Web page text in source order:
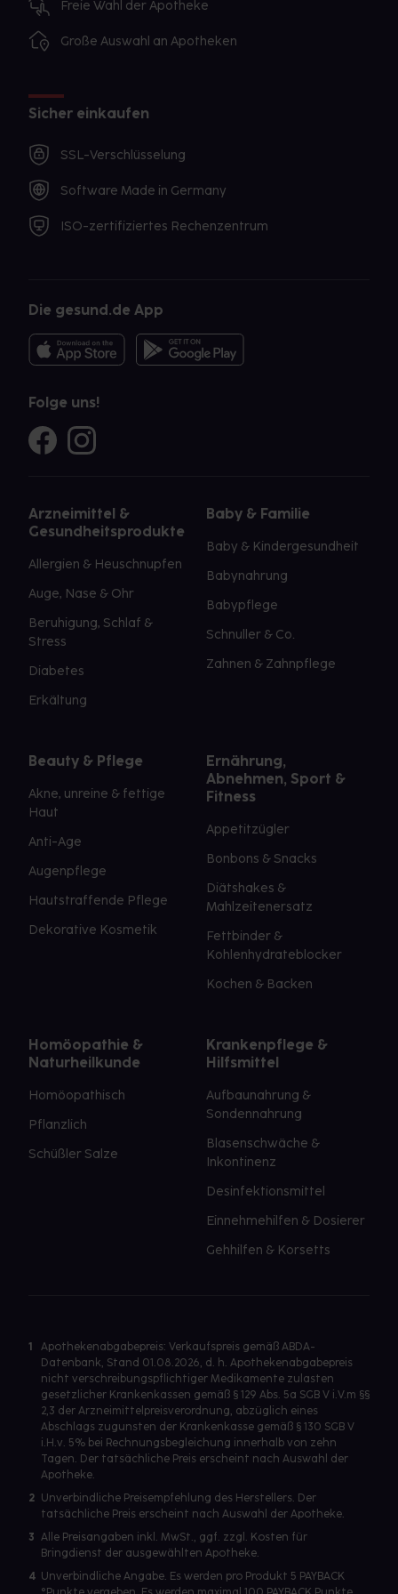
Freie Wahl der Apotheke
Große Auswahl an Apotheken
Sicher einkaufen
SSL-Verschlüsselung
Software Made in Germany
ISO-zertifiziertes Rechenzentrum
Die gesund.de App
Folge uns!
Arzneimittel &
Gesundheitsprodukte
Allergien & Heuschnupfen
Auge, Nase & Ohr
Beruhigung, Schlaf &
Stress
Diabetes
Erkältung
Baby & Familie
Baby & Kindergesundheit
Babynahrung
Babypflege
Schnuller & Co.
Zahnen & Zahnpflege
Beauty & Pflege
Akne, unreine & fettige
Haut
Anti-Age
Augenpflege
Hautstraffende Pflege
Dekorative Kosmetik
Ernährung,
Abnehmen, Sport &
Fitness
Appetitzügler
Bonbons & Snacks
Diätshakes &
Mahlzeitenersatz
Fettbinder &
Kohlenhydrateblocker
Kochen & Backen
Homöopathie &
Naturheilkunde
Homöopathisch
Pflanzlich
Schüßler Salze
Krankenpflege &
Hilfsmittel
Aufbaunahrung &
Sondennahrung
Blasenschwäche &
Inkontinenz
Desinfektionsmittel
Einnehmehilfen & Dosierer
Gehhilfen & Korsetts
1
Apothekenabgabepreis: Verkaufspreis gemäß ABDA-
Datenbank, Stand 01.08.2026, d. h. Apothekenabgabepreis
nicht verschreibungspflichtiger Medikamente zulasten
gesetzlicher Krankenkassen gemäß § 129 Abs. 5a SGB V i.V.m §§
2,3 der Arzneimittelpreisverordnung, abzüglich eines
Abschlags zugunsten der Krankenkasse gemäß § 130 SGB V
i.H.v. 5% bei Rechnungsbegleichung innerhalb von zehn
Tagen. Der tatsächliche Preis erscheint nach Auswahl der
Apotheke.
2 Unverbindliche Preisempfehlung des Herstellers. Der
tatsächliche Preis erscheint nach Auswahl der Apotheke.
3 Alle Preisangaben inkl. MwSt., ggf. zzgl. Kosten für
Bringdienst der ausgewählten Apotheke.
4 Unverbindliche Angabe. Es werden pro Produkt 5 PAYBACK